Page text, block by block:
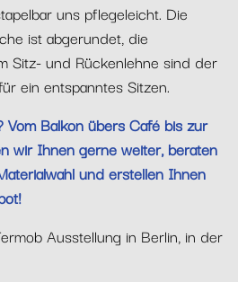
uns pflegeleicht. Die
ist abgerundet, die
Sitz- und Rückenlehne sind der
ein entspanntes Sitzen.
Vom Balkon übers Café bis zur
wir Ihnen gerne weiter, beraten
und erstellen Ihnen
Ausstellung in Berlin, in der